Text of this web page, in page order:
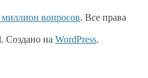
вопросов. Все права
Создано на WordPress.